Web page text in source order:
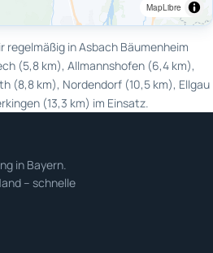
MapLibre
regelmäßig in Asbach Bäumenheim
(5,8 km), Allmannshofen (6,4 km),
(8,8 km), Nordendorf (10,5 km), Ellgau
(13,3 km) im Einsatz.
in Bayern.
– schnelle